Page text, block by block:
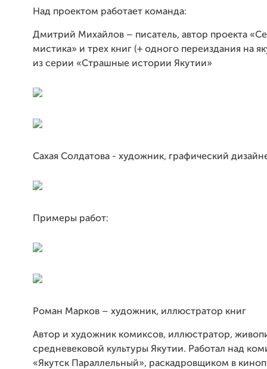
Над проектом работает команда:
Дмитрий Михайлов – писатель, автор проекта
мистика» и трех книг (+ одного переиздания на
из серии «Страшные истории Якутии»
Сахая Солдатова - художник, графический
Примеры работ:
Роман Марков – художник, иллюстратор книг
Автор и художник комиксов, иллюстратор,
средневековой культуры Якутии. Работал над
«Якутск Параллельный», раскадровщиком в